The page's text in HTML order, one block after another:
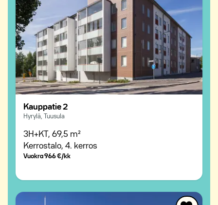
Kauppatie 2
Hyrylä, Tuusula
3H+KT, 69,5 m²
Kerrostalo, 4. kerros
Vuokra966 €/kk